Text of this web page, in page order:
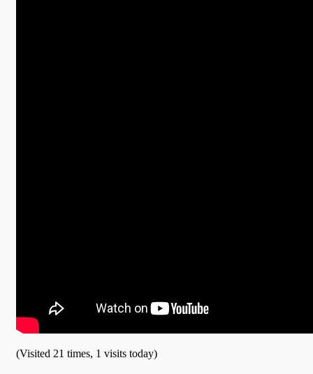
(Visited 21 times, 1 visits today)